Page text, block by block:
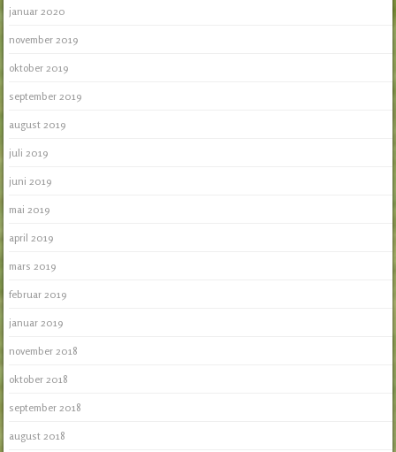
januar 2020
november 2019
oktober 2019
september 2019
august 2019
juli 2019
juni 2019
mai 2019
april 2019
mars 2019
februar 2019
januar 2019
november 2018
oktober 2018
september 2018
august 2018